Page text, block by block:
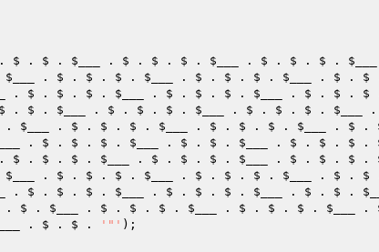
$ . $ . $___ . $ . $ . $ . $___ . $ . $ . $ . $___
$___ . $ . $ . $ . $___ . $ . $ . $ . $___ . $ . $
. $ . $ . $ . $___ . $ . $ . $ . $___ . $ . $ . $
. $ . $___ . $ . $ . $ . $___ . $ . $ . $ . $___ .
. $___ . $ . $ . $ . $___ . $ . $ . $ . $___ . $ .
. $ . $ . $ . $___ . $ . $ . $___ . $ . $ . $ .
$ . $ . $ . $___ . $ . $ . $ . $___ . $ . $ . $ .
$___ . $ . $ . $ . $___ . $ . $ . $ . $___ . $ . $
. $ . $ . $ . $___ . $ . $ . $ . $___ . $ . $ .
. $ . $___ . $ . $ . $ . $___ . $ . $ . $ . $___ .
. $ . $ . '"'